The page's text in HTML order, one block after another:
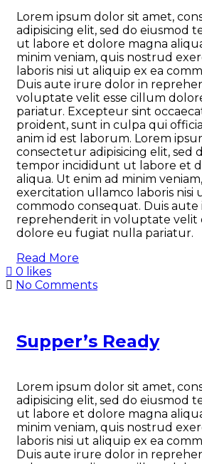
Lorem ipsum dolor sit amet,
adipisicing elit, sed do eiusmod
ut labore et dolore magna
minim veniam, quis nostrud
laboris nisi ut aliquip ex ea
Duis aute irure dolor in
voluptate velit esse cillum
pariatur. Excepteur sint
proident, sunt in culpa qui
anim id est laborum. Lorem
consectetur adipisicing elit, sed
tempor incididunt ut labore et
aliqua. Ut enim ad minim
exercitation ullamco laboris nisi
commodo consequat. Duis
reprehenderit in voluptate velit
dolore eu fugiat nulla pariatur.
Read More
0 likes
No Comments
Supper’s Ready
Lorem ipsum dolor sit amet,
adipisicing elit, sed do eiusmod
ut labore et dolore magna
minim veniam, quis nostrud
laboris nisi ut aliquip ex ea
Duis aute irure dolor in